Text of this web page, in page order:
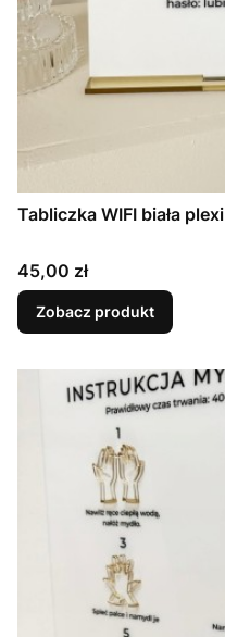
Tabliczka WIFI biała plexi
Cena
45,00 zł
Zobacz produkt